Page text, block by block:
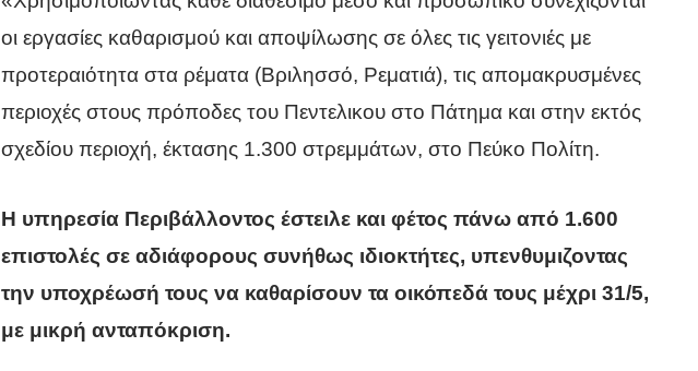
οι εργασίες καθαρισμού και αποψίλωσης σε όλες τις γειτονιές με
προτεραιότητα στα ρέματα (Βριλησσό, Ρεματιά), τις απομακρυσμένες
περιοχές στους πρόποδες του Πεντελικου στο Πάτημα και στην εκτός
σχεδίου περιοχή, έκτασης 1.300 στρεμμάτων, στο Πεύκο Πολίτη.
Η υπηρεσία Περιβάλλοντος έστειλε και φέτος πάνω από 1.600
επιστολές σε αδιάφορους συνήθως ιδιοκτήτες, υπενθυμιζοντας
την υποχρέωσή τους να καθαρίσουν τα οικόπεδά τους μέχρι 31/5,
με μικρή ανταπόκριση.